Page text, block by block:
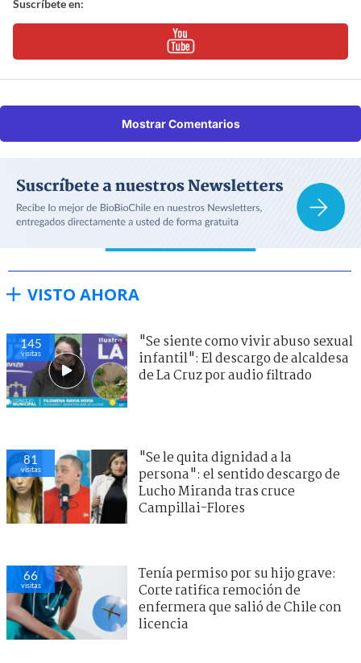
Suscríbete en:
Mostrar Comentarios
VISTO AHORA
145
visitas
"Se siente como vivir abuso sexual
infantil": El descargo de alcaldesa
de La Cruz por audio filtrado
81
visitas
"Se le quita dignidad a la
persona": el sentido descargo de
Lucho Miranda tras cruce
Campillai-Flores
66
visitas
Tenía permiso por su hijo grave:
Corte ratifica remoción de
enfermera que salió de Chile con
licencia